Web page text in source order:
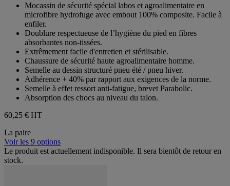
étoiles.
Mocassin de sécurité spécial labos et agroalimentaire en
microfibre hydrofuge avec embout 100% composite. Facile à
enfiler.
Doublure respectueuse de l’hygiène du pied en fibres
absorbantes non-tissées.
Extrêmement facile d'entretien et stérilisable.
Chaussure de sécurité haute agroalimentaire homme.
Semelle au dessin structuré pneu été / pneu hiver.
Adhérence + 40% par rapport aux exigences de la norme.
Semelle à effet ressort anti-fatigue, brevet Parabolic.
Absorption des chocs au niveau du talon.
60,25 € HT
La paire
Voir les 9 options
Le produit est actuellement indisponible. Il sera bientôt de retour en
stock.